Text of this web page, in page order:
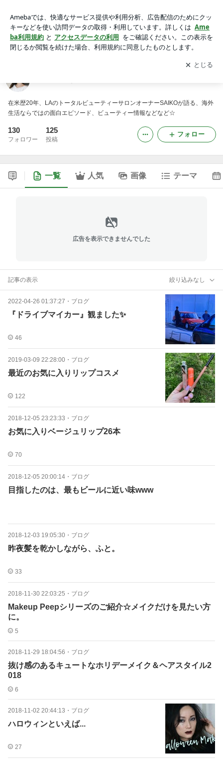
アプリをダウンロードして ブログの更新通知
を受け取りまし
ょう。
開く
在米歴20年、LAのトータルビューティーサロンオーナーSAIKOが語る、海外
生活ならではの面白エピソード、ビューティー情報などなど☆
130
フォロワー
125
投稿
フォロー
一覧 人気 画像 テーマ
広告を表示できませんでした
記事の表示 絞り込みなし
2022-04-26 01:37:27 ・ ブログ
『ドライブマイカー』観ました✨
46
2019-03-09 22:28:00 ・ ブログ
最近のお気に入りリップコスメ
122
2018-12-05 23:23:33 ・ ブログ
お気に入りベージュリップ26本
70
2018-12-05 20:00:14 ・ ブログ
目指したのは、最もビールに近い味www
2018-12-03 19:05:30 ・ ブログ
昨夜髪を乾かしながら、ふと。
33
2018-11-30 22:03:25 ・ ブログ
Makeup Peepシリーズのご紹介☆メイクだけを見たい方
に。
5
2018-11-29 18:04:56 ・ ブログ
抜け感のあるキュートなホリデーメイク＆ヘアスタイル2
018
6
2018-11-02 20:44:13 ・ ブログ
ハロウィンといえば...
27